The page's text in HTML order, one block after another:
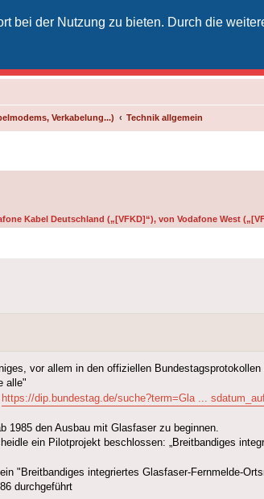
bei der Nutzung zu bieten. Durch die
Verkabelung...) Technik allgemein
Kabel Deutschland („[VFKD]“), von Vodafone West
vor allem in den offiziellen Bundestagsprotokollen
alle"
https://dip.bundestag.de/suche?term=Gla ...
1985 den Ausbau mit Glasfaser zu beginnen.
ein Pilotprojekt beschlossen: „Breitbandiges
"Breitbandiges integriertes Glasfaser-Fernmelde-
durchgeführt